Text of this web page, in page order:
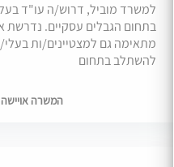
בתחום הגבלים עסקיים.
מתאימה גם למצטיינים/ות בעלי/
להשתלב בתחום
המשרה אויישה